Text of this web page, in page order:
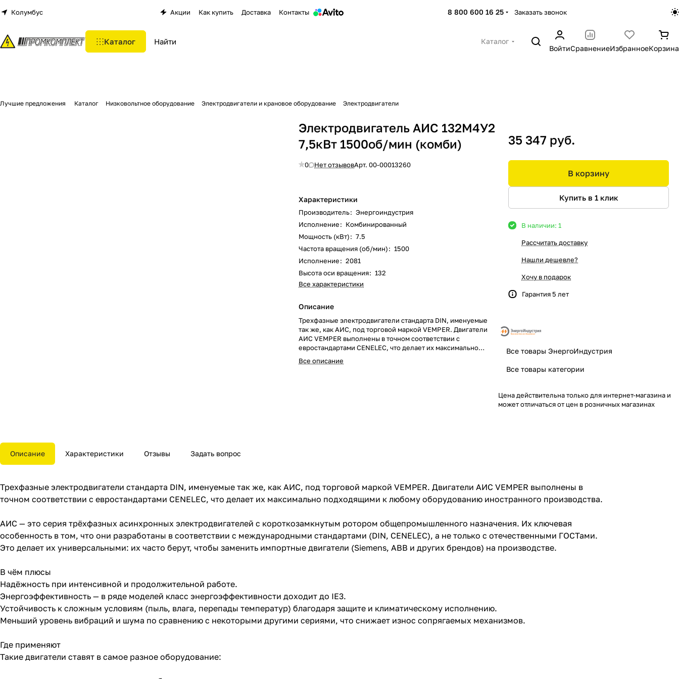
Колумбус Акции Как купить Доставка Контакты 8 800 600 16 25 Заказать звонок
Каталог
Каталог
ВойтиСравнениеИзбранноеКорзина
Лучшие предложения Каталог Низковольтное оборудование Электродвигатели и крановое оборудование Электродвигатели
Электродвигатель АИС 132М4У2
7,5кВт 1500об/мин (комби)
0 Нет отзывовАрт.00-00013260
Характеристики
Производитель: Энергоиндустрия
Исполнение: Комбинированный
Мощность (кВт): 7.5
Частота вращения (об/мин): 1500
Исполнение: 2081
Высота оси вращения: 132
Все характеристики
Описание
Трехфазные электродвигатели стандарта DIN, именуемые
так же, как АИС, под торговой маркой VEMPER. Двигатели
АИС VEMPER выполнены в точном соответствии с
евростандартами CENELEC, что делает их максимально
подходящими к любому оборудованию иностранного
производства.
Все описание
35 347 руб.
В корзину
Купить в 1 клик
В наличии: 1
Рассчитать доставку
Нашли дешевле?
Хочу в подарок
Гарантия 5 лет
Все товары ЭнергоИндустрия
Все товары категории
Цена действительна только для интернет-магазина и
может отличаться от цен в розничных магазинах
Описание Характеристики Отзывы Задать вопрос
Трехфазные электродвигатели стандарта DIN, именуемые так же, как АИС, под торговой маркой VEMPER. Двигатели АИС VEMPER выполнены в
точном соответствии с евростандартами CENELEC, что делает их максимально подходящими к любому оборудованию иностранного производства.
АИС — это серия трёхфазных асинхронных электродвигателей с короткозамкнутым ротором общепромышленного назначения. Их ключевая
особенность в том, что они разработаны в соответствии с международными стандартами (DIN, CENELEC), а не только с отечественными ГОСТами.
Это делает их универсальными: их часто берут, чтобы заменить импортные двигатели (Siemens, ABB и других брендов) на производстве.
В чём плюсы
Надёжность при интенсивной и продолжительной работе.
Энергоэффективность — в ряде моделей класс энергоэффективности доходит до IE3.
Устойчивость к сложным условиям (пыль, влага, перепады температур) благодаря защите и климатическому исполнению.
Меньший уровень вибраций и шума по сравнению с некоторыми другими сериями, что снижает износ сопрягаемых механизмов.
Где применяют
Такие двигатели ставят в самое разное оборудование: